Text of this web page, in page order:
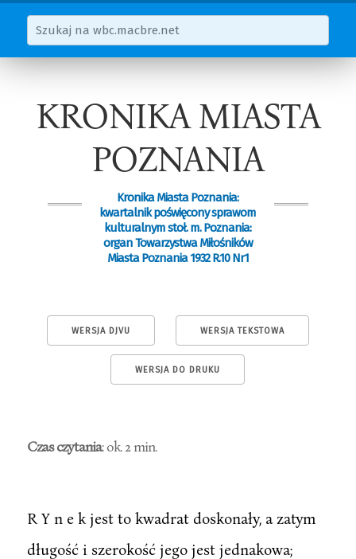
KRONIKA MIASTA
POZNANIA
Kronika Miasta Poznania:
kwartalnik poświęcony sprawom
kulturalnym stoł. m. Poznania:
organ Towarzystwa Miłośników
Miasta Poznania 1932 R.10 Nr1
WERSJA DJVU WERSJA TEKSTOWA
WERSJA DO DRUKU
Czas czytania: ok. 2 min.
R Y n e k jest to kwadrat doskonały, a zatym
długość i szerokość jego jest jednakowa;